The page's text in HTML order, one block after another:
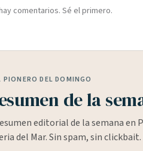
comentarios. Sé el primero.
PIONERO DEL DOMINGO
de la
editorial de la semana en
del Mar. Sin spam, sin clickbait.